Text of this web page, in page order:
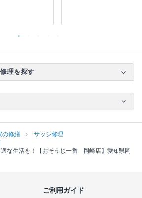
理を探す
の修繕
サッシ修理
な生活を！【おそうじ一番 岡崎店】愛知県岡
ご利用ガイド